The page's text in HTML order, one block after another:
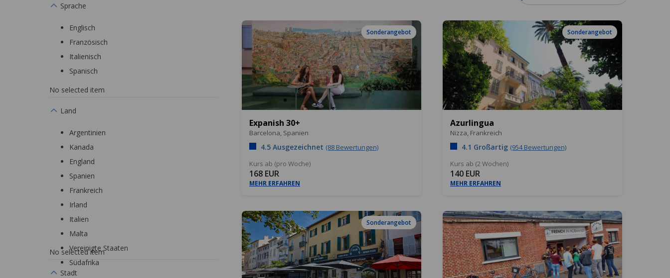
Sprache
Englisch
Französisch
Italienisch
Spanisch
No selected item
Land
Argentinien
Kanada
England
Spanien
Frankreich
Irland
Italien
Malta
Vereinigte Staaten
Südafrika
No selected item
Stadt
Sonderangebot
Expanish 30+
Barcelona, Spanien
4.5 Ausgezeichnet (88 Bewertungen)
Kurs ab (pro Woche)
168 EUR
MEHR ERFAHREN
Sonderangebot
Azurlingua
Nizza, Frankreich
4.1 Großartig (954 Bewertungen)
Kurs ab (2 Wochen)
140 EUR
MEHR ERFAHREN
Sonderangebot